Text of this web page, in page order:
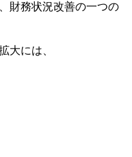
財務状況改善の一つの
大には、